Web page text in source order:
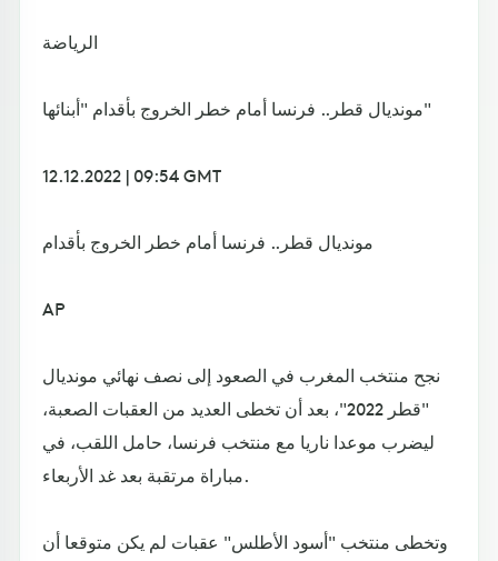
الرياضة
مونديال قطر.. فرنسا أمام خطر الخروج بأقدام "أبنائها"
12.12.2022 | 09:54 GMT
مونديال قطر.. فرنسا أمام خطر الخروج بأقدام
AP
نجح منتخب المغرب في الصعود إلى نصف نهائي مونديال
"قطر 2022"، بعد أن تخطى العديد من العقبات الصعبة،
ليضرب موعدا ناريا مع منتخب فرنسا، حامل اللقب، في
مباراة مرتقبة بعد غد الأربعاء.
وتخطى منتخب "أسود الأطلس" عقبات لم يكن متوقعا أن